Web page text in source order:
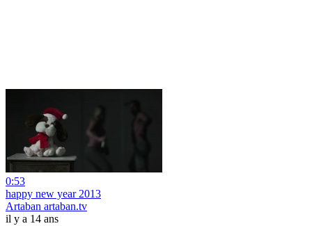
0:53
happy new year 2013
Artaban artaban.tv
il y a 14 ans